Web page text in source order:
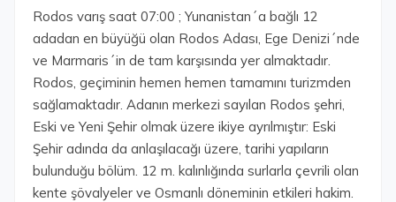
Rodos varış saat 07:00 ; Yunanistan´a bağlı 12
adadan en büyüğü olan Rodos Adası, Ege Denizi´nde
ve Marmaris´in de tam karşısında yer almaktadır.
Rodos, geçiminin hemen hemen tamamını turizmden
sağlamaktadır. Adanın merkezi sayılan Rodos şehri,
Eski ve Yeni Şehir olmak üzere ikiye ayrılmıştır: Eski
Şehir adında da anlaşılacağı üzere, tarihi yapıların
bulunduğu bölüm. 12 m. kalınlığında surlarla çevrili olan
kente şövalyeler ve Osmanlı döneminin etkileri hakim.